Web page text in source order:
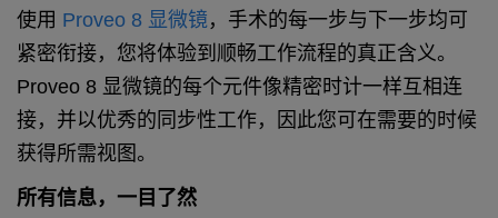
使用 Proveo 8 显微镜，手术的每一步与下一步均可
紧密衔接，您将体验到顺畅工作流程的真正含义。
Proveo 8 显微镜的每个元件像精密时计一样互相连
接，并以优秀的同步性工作，因此您可在需要的时候
获得所需视图。
所有信息，一目了然